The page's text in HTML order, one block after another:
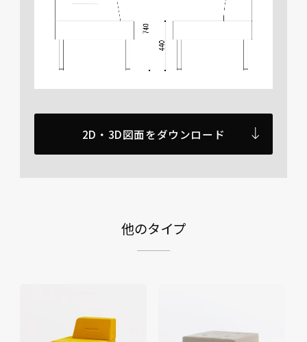
2D・3D図面をダウンロード
他のタイプ